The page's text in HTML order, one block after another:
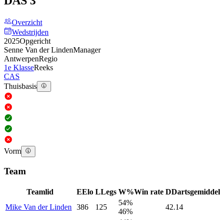
Overzicht
Wedstrijden
2025Opgericht
Senne Van der LindenManager
AntwerpenRegio
1e KlasseReeks
CAS
Thuisbasis
Vorm
Team
Teamlid EElo LLegs W%Win rate D
Mike Van der Linden 386 125
54%
46%
42.14